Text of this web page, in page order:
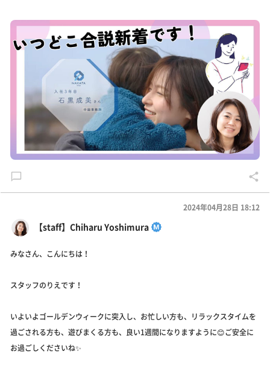
【staff】Chiharu Yoshimura
2024年04月28日 18:12
みなさん、こんにちは！
スタッフのりえです！
いよいよゴールデンウィークに突入し、お忙しい方も、リラックスタイムを
過ごされる方も、遊びまくる方も、良い1週間になりますように😊ご安全に
お過ごしくださいね✨